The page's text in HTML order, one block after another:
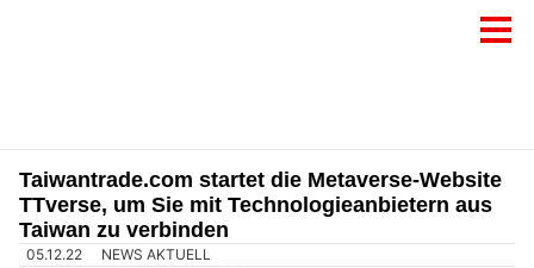
Taiwantrade.com startet die Metaverse-Website
TTverse, um Sie mit Technologieanbietern aus
Taiwan zu verbinden
05.12.22 NEWS AKTUELL